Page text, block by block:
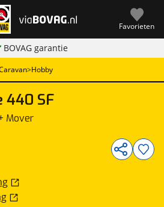
Favorieten
BOVAG garantie
>Hobby
440 SF
Mover